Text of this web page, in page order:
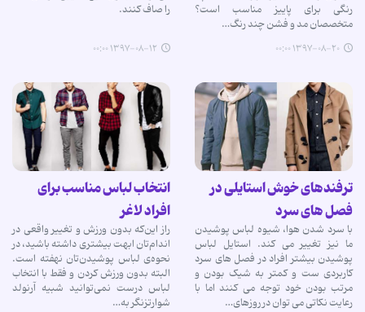
رنگی برای پاییز مناسب است؟
متخصصان مد و فشن چند رنگ…
۱۳۹۷-۰۸-۲۰ ۰۰:۰۰
را صاف کنند.
۱۳۹۷-۰۸-۱۲ ۰۰:۰۰
ترفند‌های خوش ‎استایلی در
فصل های سرد
با سرد شدن هوا، شیوه لباس پوشیدن
ما نیز تغییر می کند. استایل لباس
پوشیدن بیشتر افراد در فصل های سرد
کاربردی ست و کمتر به شیک بودن و
مرتب بودن خود توجه می کنند اما با
رعایت نکاتی می توان در روزهای…
انتخاب لباس مناسب برای
افراد لاغر
راز این‌که بدون ورزش و تغییر واقعی در
اندام‌تان ابهت بیشتری داشته باشید، در
نحوه‌ی لباس پوشیدن‌تان نهفته است.
البته بدون ورزش کردن و فقط با انتخاب
لباس درست نمی‌توانید شبیه آرنولد
شوارتزنگر به…